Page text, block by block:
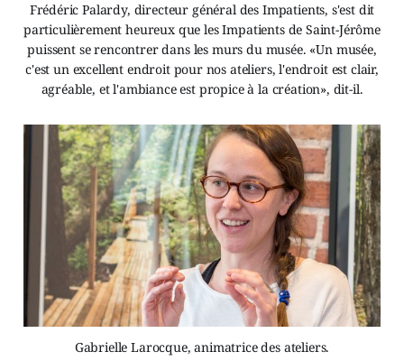
Frédéric Palardy, directeur général des Impatients, s'est dit
particulièrement heureux que les Impatients de Saint-Jérôme
puissent se rencontrer dans les murs du musée. «Un musée,
c'est un excellent endroit pour nos ateliers, l'endroit est clair,
agréable, et l'ambiance est propice à la création», dit-il.
Gabrielle Larocque, animatrice des ateliers.